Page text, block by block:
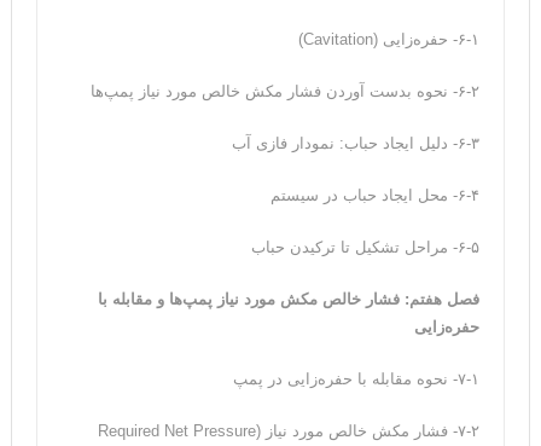
۶-۱- حفره‌زایی (Cavitation)
۶-۲- نحوه بدست آوردن فشار مکش خالص مورد نیاز پمپ‌ها
۶-۳- دلیل ایجاد حباب: نمودار فازی آب
۶-۴- محل ایجاد حباب در سیستم
۶-۵- مراحل تشکیل تا ترکیدن حباب
فصل هفتم: فشار خالص مکش مورد نیاز پمپ‌ها و مقابله با
حفره‌زایی
۷-۱- نحوه مقابله با حفره‌زایی در پمپ
۷-۲- فشار مکش خالص مورد نیاز (Required Net Pressure